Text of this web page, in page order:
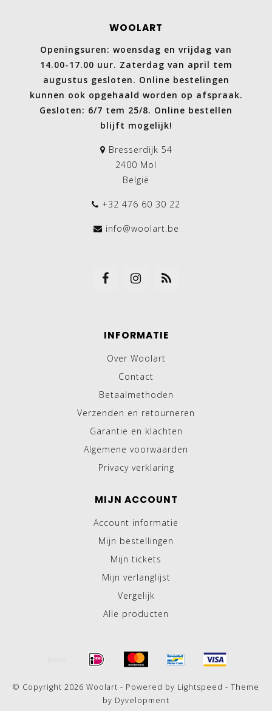
WOOLART
Openingsuren: woensdag en vrijdag van
14.00-17.00 uur. Zaterdag van april tem
augustus gesloten. Online bestelingen
kunnen ook opgehaald worden op afspraak.
Gesloten: 6/7 tem 25/8. Online bestellen
blijft mogelijk!
Bresserdijk 54
2400 Mol
België
+32 476 60 30 22
info@woolart.be
INFORMATIE
Over Woolart
Contact
Betaalmethoden
Verzenden en retourneren
Garantie en klachten
Algemene voorwaarden
Privacy verklaring
MIJN ACCOUNT
Account informatie
Mijn bestellingen
Mijn tickets
Mijn verlanglijst
Vergelijk
Alle producten
© Copyright 2026 Woolart - Powered by Lightspeed - Theme
by Dyvelopment